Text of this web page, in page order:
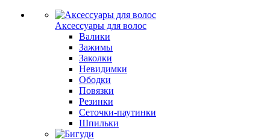
Аксессуары для волос
Валики
Зажимы
Заколки
Невидимки
Ободки
Повязки
Резинки
Сеточки-паутинки
Шпильки